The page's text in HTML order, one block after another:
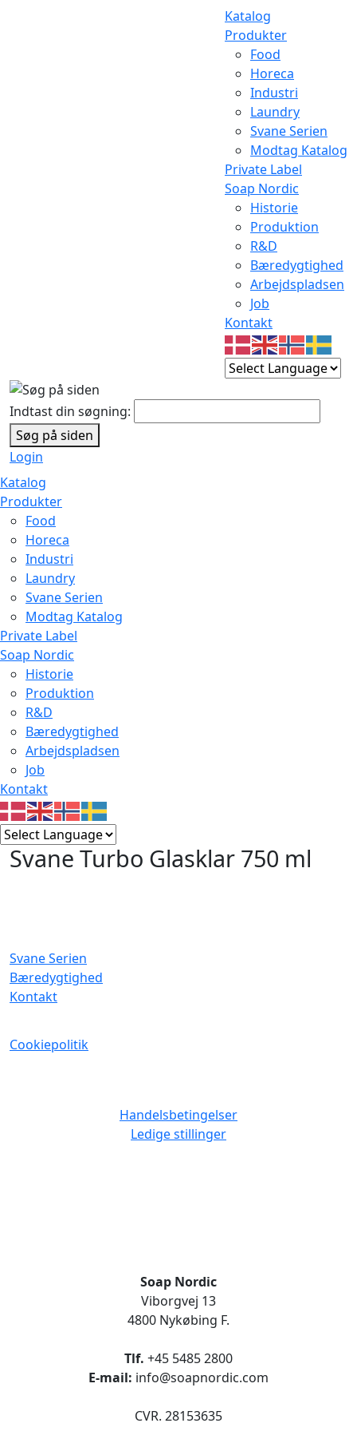
Katalog
Produkter
Food
Horeca
Industri
Laundry
Svane Serien
Modtag Katalog
Private Label
Soap Nordic
Historie
Produktion
R&D
Bæredygtighed
Arbejdspladsen
Job
Kontakt
Indtast din søgning:
Søg på siden
Login
Katalog
Produkter
Food
Horeca
Industri
Laundry
Svane Serien
Modtag Katalog
Private Label
Soap Nordic
Historie
Produktion
R&D
Bæredygtighed
Arbejdspladsen
Job
Kontakt
Svane Turbo Glasklar 750 ml
Svane Serien
Bæredygtighed
Kontakt
Cookiepolitik
Handelsbetingelser
Ledige stillinger
Soap Nordic
Viborgvej 13
4800 Nykøbing F.
Tlf. +45 5485 2800
E-mail: info@soapnordic.com
CVR. 28153635